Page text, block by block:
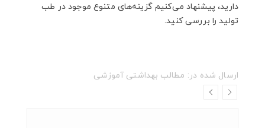
دارید، پیشنهاد می‌کنیم گزینه‌های متنوع موجود در طب
تولید را بررسی کنید.
ارسال شده در: مطالب بهداشتی آموزشی